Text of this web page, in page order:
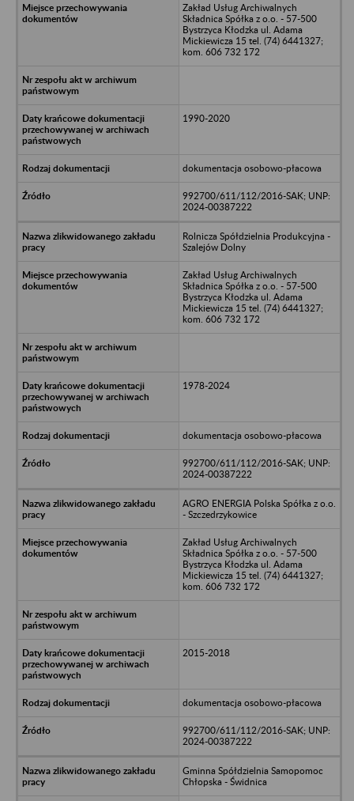
Zakład Usług Archiwalnych
Składnica Spółka z o.o. - 57-500
Bystrzyca Kłodzka ul. Adama
Mickiewicza 15 tel. (74) 6441327;
kom. 606 732 172
1990-2020
dokumentacja osobowo-płacowa
992700/611/112/2016-SAK; UNP:
2024-00387222
Rolnicza Spółdzielnia Produkcyjna -
Szalejów Dolny
Zakład Usług Archiwalnych
Składnica Spółka z o.o. - 57-500
Bystrzyca Kłodzka ul. Adama
Mickiewicza 15 tel. (74) 6441327;
kom. 606 732 172
1978-2024
dokumentacja osobowo-płacowa
992700/611/112/2016-SAK; UNP:
2024-00387222
AGRO ENERGIA Polska Spółka z o.o.
- Szczedrzykowice
Zakład Usług Archiwalnych
Składnica Spółka z o.o. - 57-500
Bystrzyca Kłodzka ul. Adama
Mickiewicza 15 tel. (74) 6441327;
kom. 606 732 172
2015-2018
dokumentacja osobowo-płacowa
992700/611/112/2016-SAK; UNP:
2024-00387222
Gminna Spółdzielnia Samopomoc
Chłopska - Świdnica